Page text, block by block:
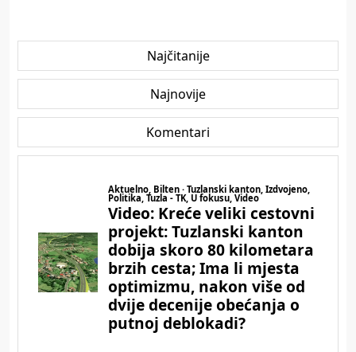
Najčitanije
Najnovije
Komentari